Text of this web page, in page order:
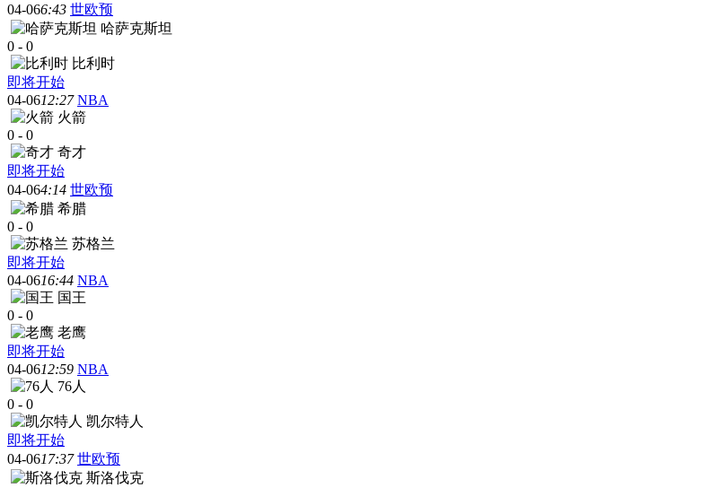
04-066:43 世欧预
哈萨克斯坦
0 - 0
比利时
即将开始
04-0612:27 NBA
火箭
0 - 0
奇才
即将开始
04-064:14 世欧预
希腊
0 - 0
苏格兰
即将开始
04-0616:44 NBA
国王
0 - 0
老鹰
即将开始
04-0612:59 NBA
76人
0 - 0
凯尔特人
即将开始
04-0617:37 世欧预
斯洛伐克